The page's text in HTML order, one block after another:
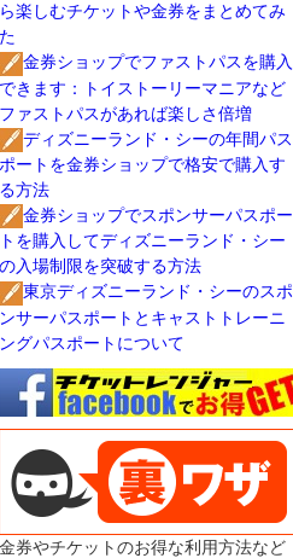
ら楽しむチケットや金券をまとめてみ
た
金券ショップでファストパスを購入
できます：トイストーリーマニアなど
ファストパスがあれば楽しさ倍増
ディズニーランド・シーの年間パス
ポートを金券ショップで格安で購入す
る方法
金券ショップでスポンサーパスポー
トを購入してディズニーランド・シー
の入場制限を突破する方法
東京ディズニーランド・シーのスポ
ンサーパスポートとキャストトレーニ
ングパスポートについて
金券やチケットのお得な利用方法など